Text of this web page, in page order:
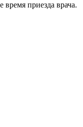
приезда врача.